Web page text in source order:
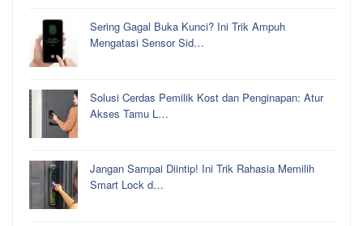
Sering Gagal Buka Kunci? Ini Trik Ampuh
Mengatasi Sensor Sid…
Solusi Cerdas Pemilik Kost dan Penginapan: Atur
Akses Tamu L…
Jangan Sampai Diintip! Ini Trik Rahasia Memilih
Smart Lock d…